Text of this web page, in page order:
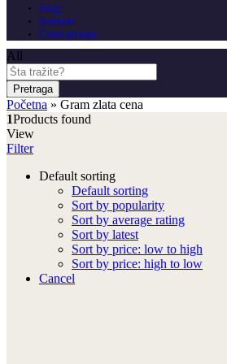
Blog
Kontakt
Česta pitanja
All
Pretraga
Početna » Gram zlata cena
1Products found
View
Filter
Default sorting
Default sorting
Sort by popularity
Sort by average rating
Sort by latest
Sort by price: low to high
Sort by price: high to low
Cancel